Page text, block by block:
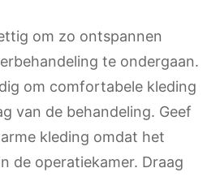
om zo ontspannen
te ondergaan.
om comfortabele kleding
van de behandeling. Geef
kleding omdat het
de operatiekamer. Draag